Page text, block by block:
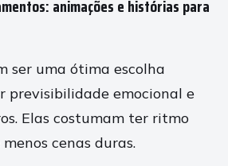
animações e histórias para
ser uma ótima escolha
previsibilidade emocional e
Elas costumam ter ritmo
cenas duras.